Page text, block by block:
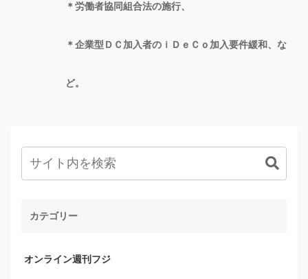
＊労働者協同組合法の施行、
＊企業型ＤＣ加入者のｉＤｅＣｏ加入要件緩和、な
ど。
カテゴリー
オンライン週刊フジ